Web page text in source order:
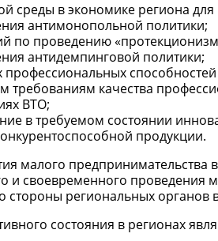
среды в экономике региона
антимонопольной политики;
по проведению
антидемпинговой политики;
способностей
требованиям качества
ВТО;
в требуемом состоянии
продукции.
малого предпринимательства
и своевременного
стороны региональных органов
состояния в регионах